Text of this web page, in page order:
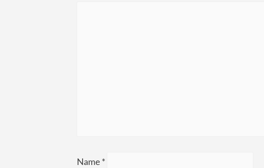
Name *